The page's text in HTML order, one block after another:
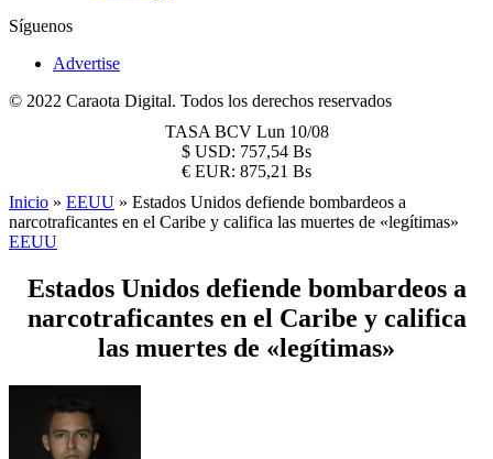
Síguenos
Advertise
© 2022 Caraota Digital. Todos los derechos reservados
TASA BCV Lun 10/08
$ USD: 757,54 Bs
€ EUR: 875,21 Bs
Inicio » EEUU » Estados Unidos defiende bombardeos a
narcotraficantes en el Caribe y califica las muertes de «legítimas»
EEUU
Estados Unidos defiende bombardeos a
narcotraficantes en el Caribe y califica
las muertes de «legítimas»